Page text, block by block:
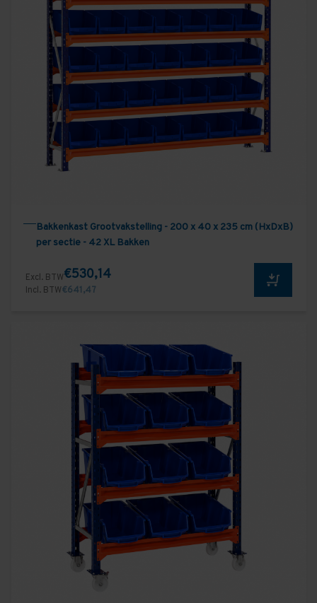
Bakkenkast Grootvakstelling - 200 x 40 x 235 cm (HxDxB)
per sectie - 42 XL Bakken
Excl. BTW€530,14
Incl. BTW€641,47